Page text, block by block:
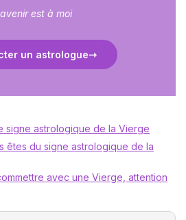
est à moi
un astrologue
signe astrologique de la Vierge
êtes du signe astrologique de la
avec une Vierge, attention